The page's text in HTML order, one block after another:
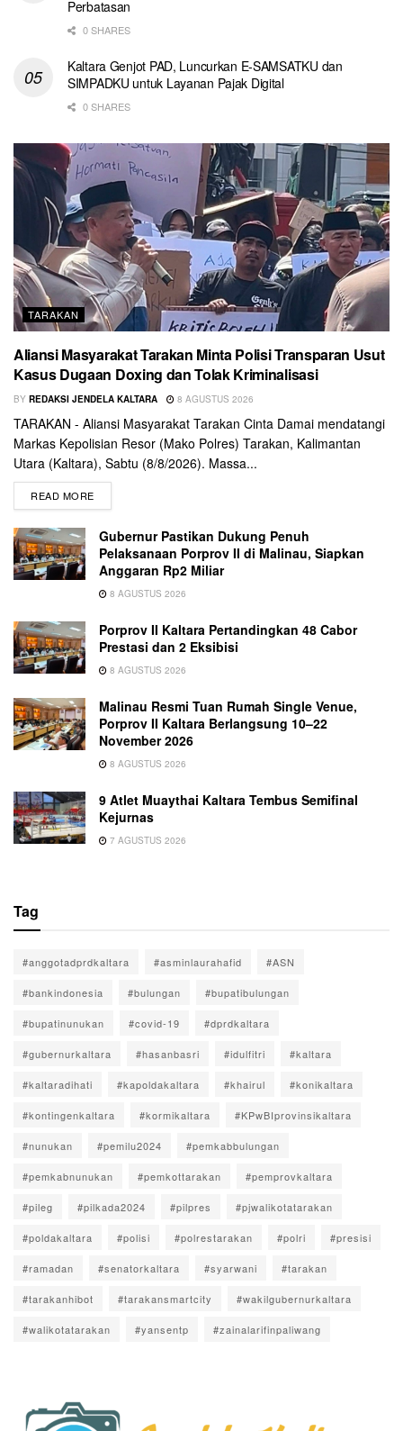
Perbatasan
0 SHARES
Kaltara Genjot PAD, Luncurkan E-SAMSATKU dan
SIMPADKU untuk Layanan Pajak Digital
0 SHARES
TARAKAN
Aliansi Masyarakat Tarakan Minta Polisi Transparan Usut
Kasus Dugaan Doxing dan Tolak Kriminalisasi
BY REDAKSI JENDELA KALTARA 8 AGUSTUS 2026
TARAKAN - Aliansi Masyarakat Tarakan Cinta Damai mendatangi
Markas Kepolisian Resor (Mako Polres) Tarakan, Kalimantan
Utara (Kaltara), Sabtu (8/8/2026). Massa...
READ MORE
Gubernur Pastikan Dukung Penuh
Pelaksanaan Porprov II di Malinau, Siapkan
Anggaran Rp2 Miliar
8 AGUSTUS 2026
Porprov II Kaltara Pertandingkan 48 Cabor
Prestasi dan 2 Eksibisi
8 AGUSTUS 2026
Malinau Resmi Tuan Rumah Single Venue,
Porprov II Kaltara Berlangsung 10–22
November 2026
8 AGUSTUS 2026
9 Atlet Muaythai Kaltara Tembus Semifinal
Kejurnas
7 AGUSTUS 2026
Tag
#anggotadprdkaltara #asminlaurahafid #ASN
#bankindonesia #bulungan #bupatibulungan
#bupatinunukan #covid-19 #dprdkaltara
#gubernurkaltara #hasanbasri #idulfitri #kaltara
#kaltaradihati #kapoldakaltara #khairul #konikaltara
#kontingenkaltara #kormikaltara #KPwBIprovinsikaltara
#nunukan #pemilu2024 #pemkabbulungan
#pemkabnunukan #pemkottarakan #pemprovkaltara
#pileg #pilkada2024 #pilpres #pjwalikotatarakan
#poldakaltara #polisi #polrestarakan #polri #presisi
#ramadan #senatorkaltara #syarwani #tarakan
#tarakanhibot #tarakansmartcity #wakilgubernurkaltara
#walikotatarakan #yansentp #zainalarifinpaliwang